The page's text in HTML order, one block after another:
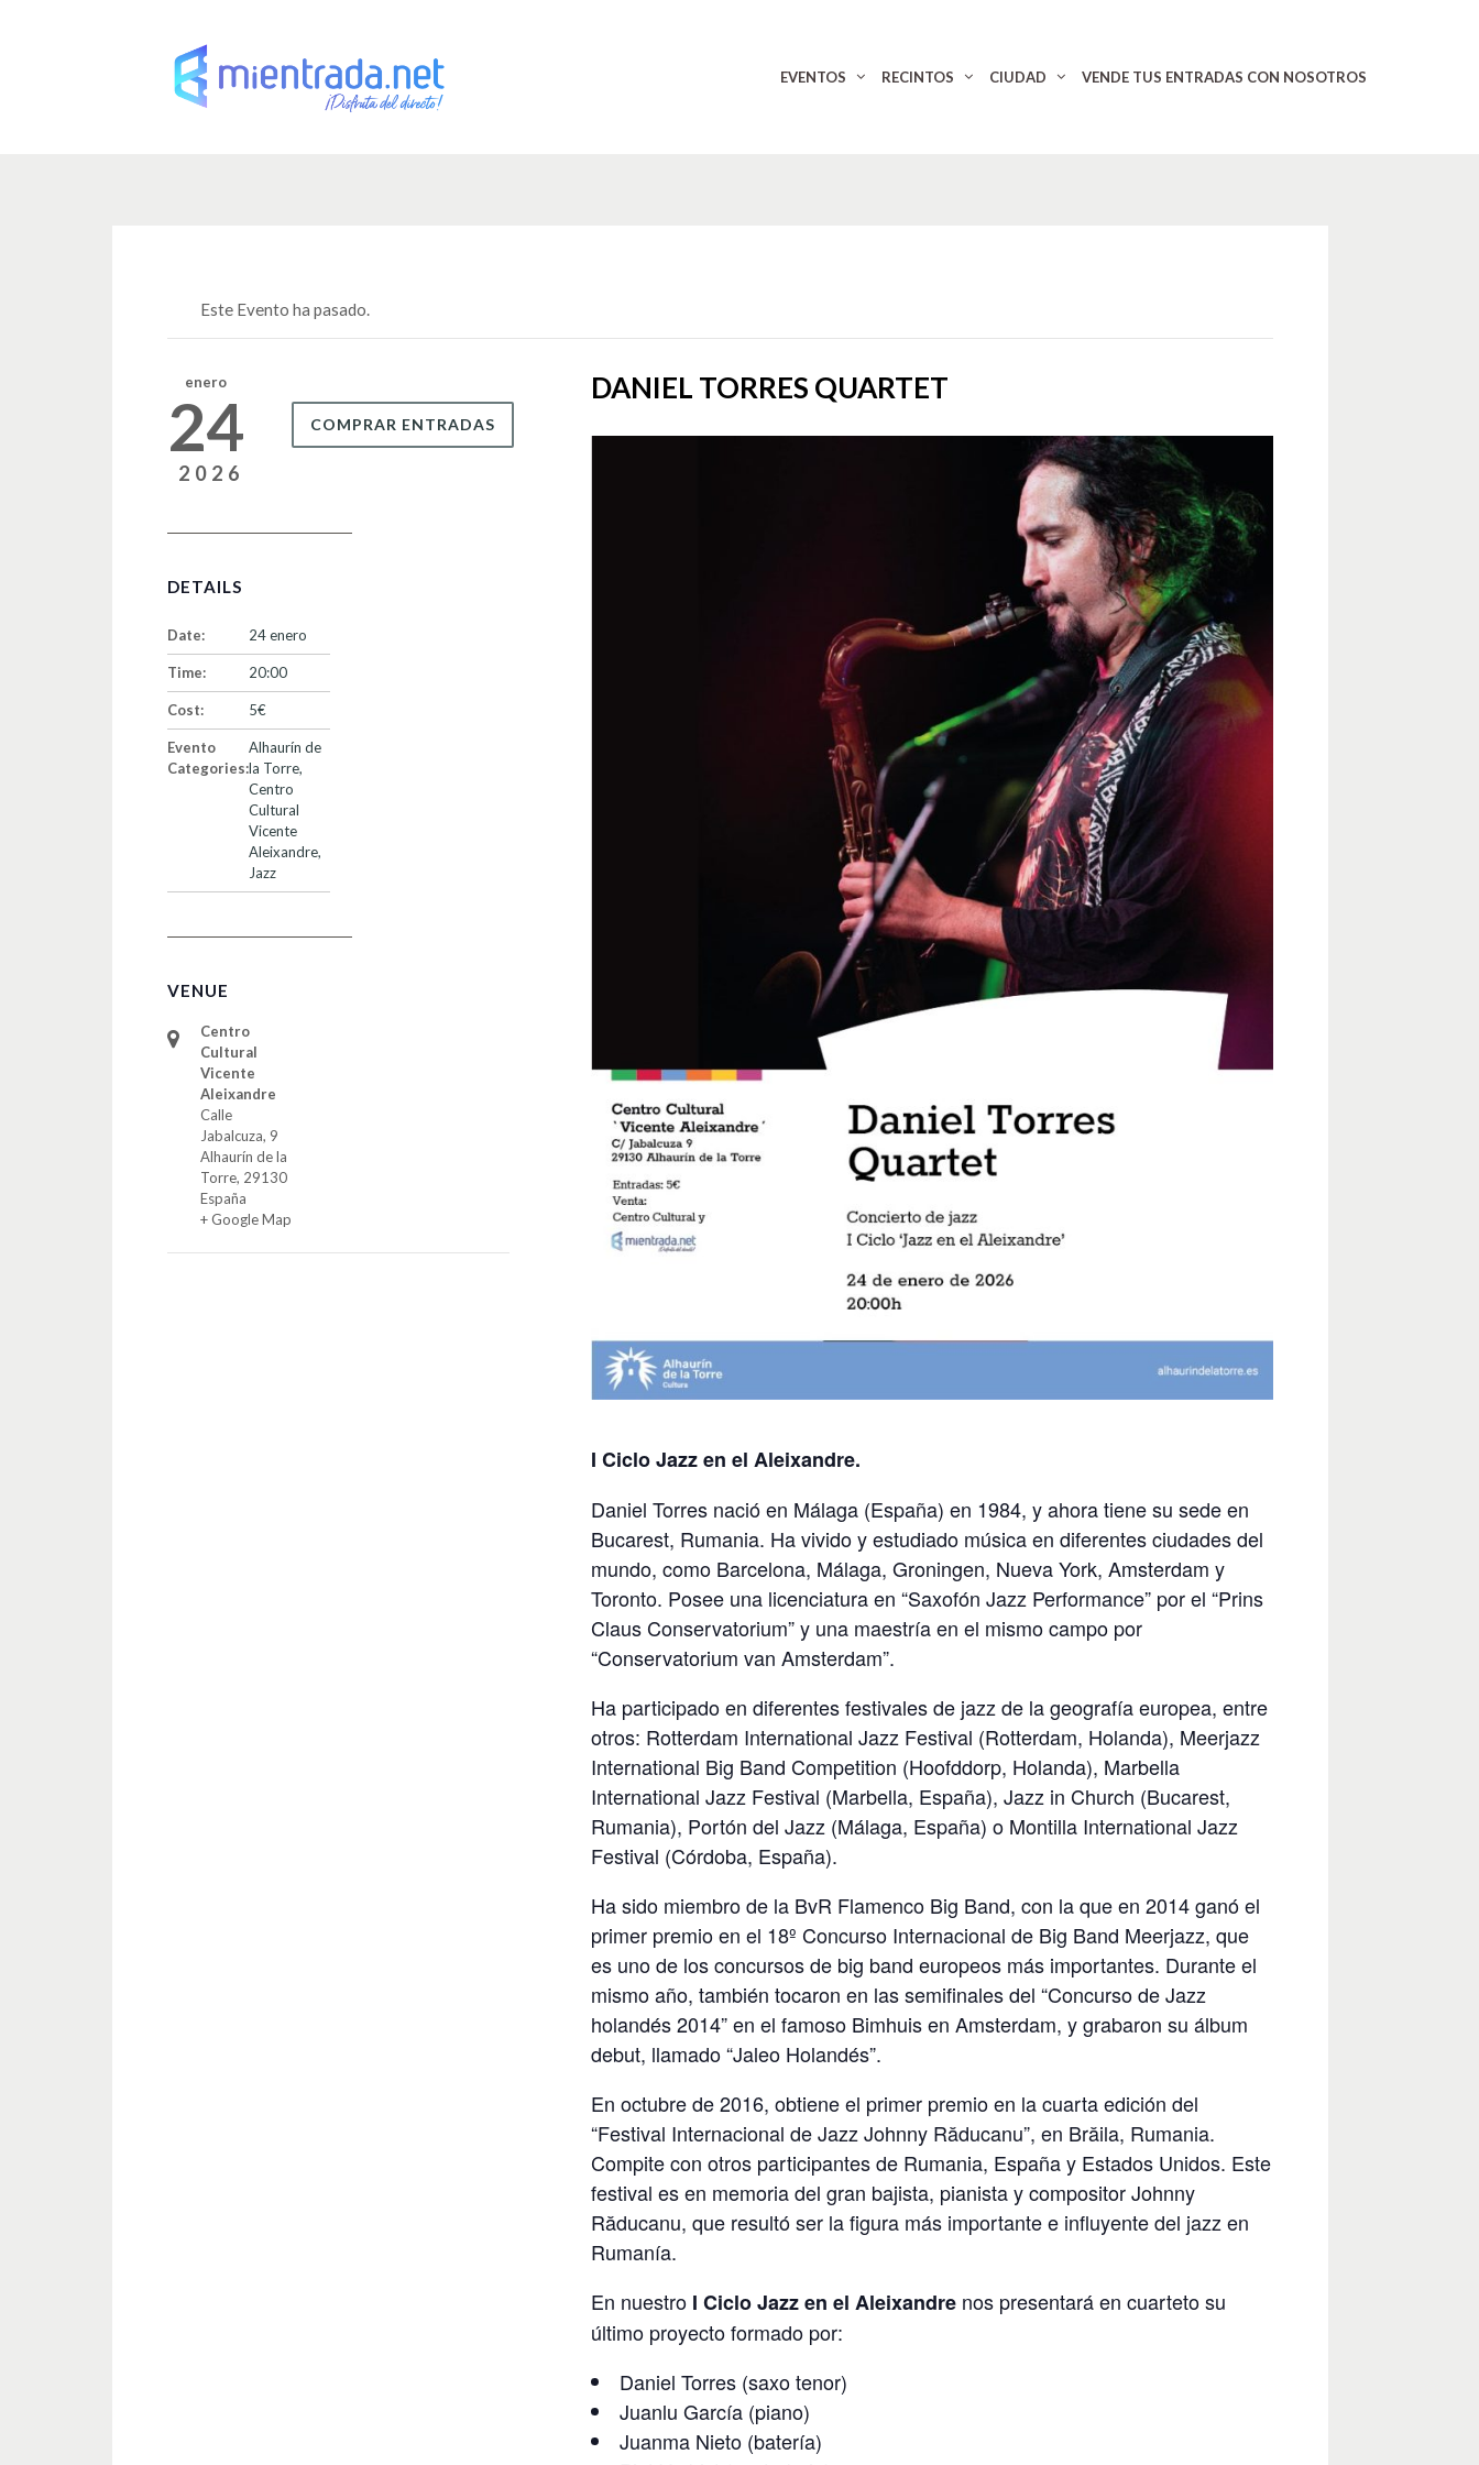
EVENTOS RECINTOS CIUDAD VENDE TUS ENTRADAS CON NOSOTROS
Este Evento ha pasado.
DANIEL TORRES QUARTET
I Ciclo Jazz en el Aleixandre.
Daniel Torres nació en Málaga (España) en 1984, y ahora tiene su sede en
Bucarest, Rumania. Ha vivido y estudiado música en diferentes ciudades del
mundo, como Barcelona, Málaga, Groningen, Nueva York, Amsterdam y
Toronto. Posee una licenciatura en “Saxofón Jazz Performance” por el “Prins
Claus Conservatorium” y una maestría en el mismo campo por
“Conservatorium van Amsterdam”.
Ha participado en diferentes festivales de jazz de la geografía europea, entre
otros: Rotterdam International Jazz Festival (Rotterdam, Holanda), Meerjazz
International Big Band Competition (Hoofddorp, Holanda), Marbella
International Jazz Festival (Marbella, España), Jazz in Church (Bucarest,
Rumania), Portón del Jazz (Málaga, España) o Montilla International Jazz
Festival (Córdoba, España).
Ha sido miembro de la BvR Flamenco Big Band, con la que en 2014 ganó el
primer premio en el 18º Concurso Internacional de Big Band Meerjazz, que
es uno de los concursos de big band europeos más importantes. Durante el
mismo año, también tocaron en las semifinales del “Concurso de Jazz
holandés 2014” en el famoso Bimhuis en Amsterdam, y grabaron su álbum
debut, llamado “Jaleo Holandés”.
En octubre de 2016, obtiene el primer premio en la cuarta edición del
“Festival Internacional de Jazz Johnny Răducanu”, en Brăila, Rumania.
Compite con otros participantes de Rumania, España y Estados Unidos. Este
festival es en memoria del gran bajista, pianista y compositor Johnny
Răducanu, que resultó ser la figura más importante e influyente del jazz en
Rumanía.
En nuestro I Ciclo Jazz en el Aleixandrenos presentará en cuarteto su
último proyecto formado por:
Daniel Torres (saxo tenor)
Juanlu García (piano)
Juanma Nieto (batería)
enero
24
2026
COMPRAR ENTRADAS
DETAILS
Date: 24 enero
Time: 20:00
Cost: 5€
Evento
Categories:
Alhaurín de
la Torre,
Centro
Cultural
Vicente
Aleixandre,
Jazz
VENUE
Centro
Cultural
Vicente
Aleixandre
Calle
Jabalcuza, 9
Alhaurín de la
Torre, 29130
España
+ Google Map